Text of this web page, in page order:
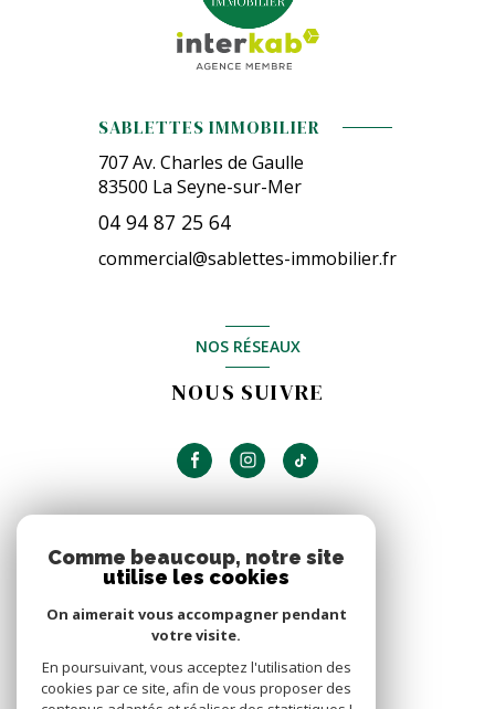
SABLETTES IMMOBILIER
707 Av. Charles de Gaulle
83500 La Seyne-sur-Mer
04 94 87 25 64
commercial@sablettes-immobilier.fr
NOS RÉSEAUX
NOUS SUIVRE
NOUS ADHÉRONS
Comme beaucoup, notre site
utilise les cookies
On aimerait vous accompagner pendant
votre visite.
En poursuivant, vous acceptez l'utilisation des
cookies par ce site, afin de vous proposer des